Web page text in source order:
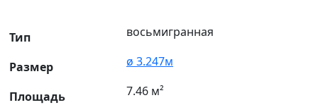
Тип восьмигранная
Размер ø 3.247м
Площадь 7.46 м²